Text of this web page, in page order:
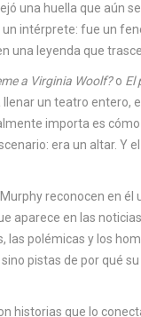
una huella que aún
un intérprete: fue un
una leyenda que
a Virginia Woolf?o El
un teatro entero,
importa es
era un altar. Y
reconocen en él
aparece en las
las polémicas y los
pistas de por qué
historias que lo